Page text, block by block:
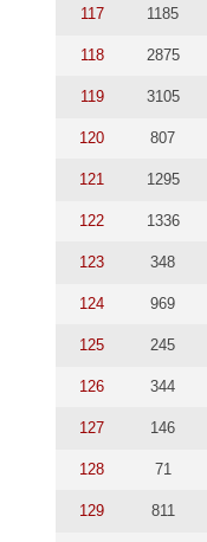
117 1185
118 2875
119 3105
120 807
121 1295
122 1336
123 348
124 969
125 245
126 344
127 146
128 71
129 811